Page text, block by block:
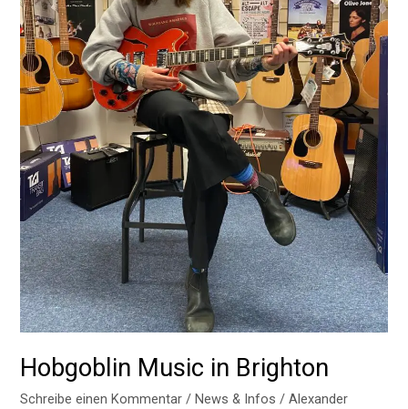
Hobgoblin Music in Brighton
Schreibe einen Kommentar /News & Infos /Alexander